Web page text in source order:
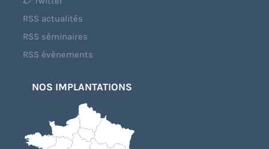
RSS actualités
RSS séminaires
RSS évènements
NOS IMPLANTATIONS